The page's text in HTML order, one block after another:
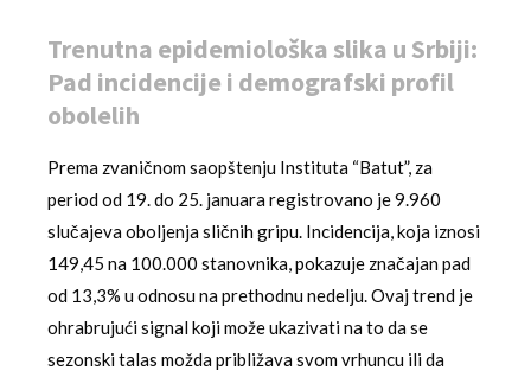
Trenutna epidemiološka slika u Srbiji:
Pad incidencije i demografski profil
obolelih
Prema zvaničnom saopštenju Instituta “Batut”, za
period od 19. do 25. januara registrovano je 9.960
slučajeva oboljenja sličnih gripu. Incidencija, koja iznosi
149,45 na 100.000 stanovnika, pokazuje značajan pad
od 13,3% u odnosu na prethodnu nedelju. Ovaj trend je
ohrabrujući signal koji može ukazivati na to da se
sezonski talas možda približava svom vrhuncu ili da